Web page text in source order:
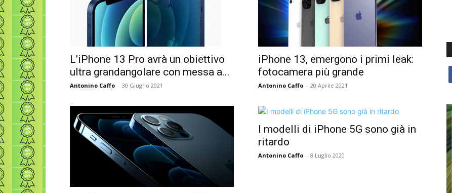
L’iPhone 13 Pro avrà un obiettivo
ultra grandangolare con messa a...
Antonino Caffo - 30 Giugno 2021
iPhone 13, emergono i primi leak:
fotocamera più grande
Antonino Caffo - 20 Aprile 2021
I modelli di iPhone 5G sono già in
ritardo
Antonino Caffo - 8 Luglio 2020